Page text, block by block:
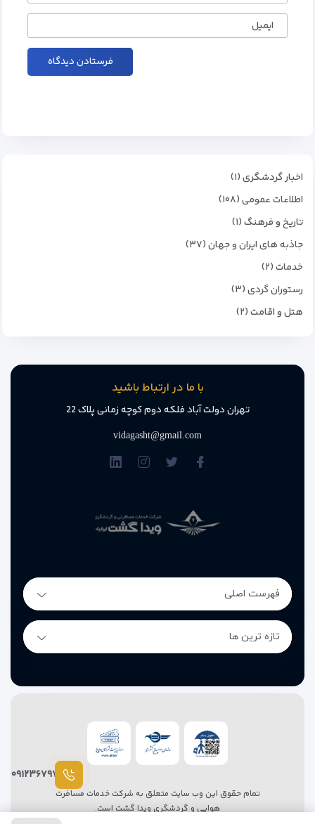
ایمیل
اخبار گردشگری (۱)
اطلاعات عمومی (۱۰۸)
تاریخ و فرهنگ (۱)
جاذبه های ایران و جهان (۳۷)
خدمات (۲)
رستوران گردی (۳)
هتل و اقامت (۲)
با ما در ارتباط باشید
تهران دولت آباد فلکه دوم کوچه زمانی پلاک 22
vidagasht@gmail.com
فهرست اصلی
تازه ترین ها
تمام حقوق این وب سایت متعلق به شرکت خدمات مسافرت
هوایی و گردشگری ویدا گشت است.
۰۹۱۲۳۶۷۹۷۸۷